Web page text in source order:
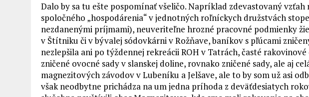
Dalo by sa tu ešte pospomínať všeličo. Napríklad zdevastovaný
spoločného „hospodárenia“ v jednotných roľníckych družstvách
nezdanenými príjmami), neuveriteľne hrozné pracovné podmienky
v Štítniku či v bývalej sódovkárni v Rožňave, baníkov s pľúcami
nezlepšila ani po týždennej rekreácii ROH v Tatrách, časté
zničené ovocné sady v slanskej doline, rovnako zničené sady, ale aj
magnezitových závodov v Lubeníku a Jelšave, ale to by som už asi
však neodbytne prichádza na um jedna príhoda z deväťdesiatych